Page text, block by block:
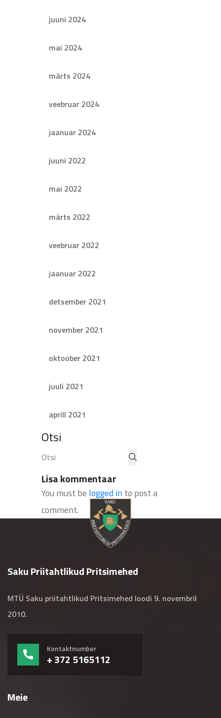
juuni 2024
mai 2024
märts 2024
veebruar 2024
jaanuar 2024
juuni 2022
mai 2022
märts 2022
veebruar 2022
jaanuar 2022
detsember 2021
november 2021
oktoober 2021
juuli 2021
aprill 2021
Otsi
Lisa kommentaar
You must be logged into post a
comment.
Saku Priitahtlikud Pritsimehed
MTÜ Saku priitahtlikud Pritsimehed loodi 9. novembril
2010.
Kontaktnumber
+ 372 5165112
Meie